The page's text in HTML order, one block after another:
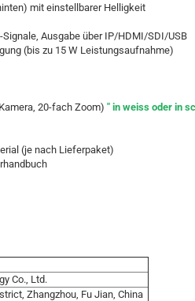
mit einstellbarer Helligkeit
Ausgabe über IP/HDMI/SDI/USB
(bis zu 15 W Leistungsaufnahme)
20-fach Zoom) " in weiss oder in
(je nach Lieferpaket)
Co., Ltd.
Zhangzhou, Fu Jian, China